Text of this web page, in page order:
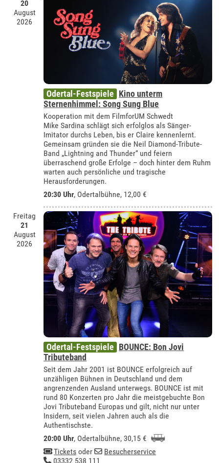
20
August
2026
Odertal-Festspiele Kino unterm
Sternenhimmel: Song Sung Blue
Kooperation mit dem FilmforUM Schwedt
Mike Sardina schlägt sich erfolglos als Sänger-
Imitator durchs Leben, bis er Claire kennenlernt.
Gemeinsam gründen sie die Neil Diamond-Tribute-
Band „Lightning and Thunder“ und feiern
überraschend große Erfolge – doch hinter dem Ruhm
warten auch persönliche und tragische
Herausforderungen.
20:30 Uhr, Odertalbühne, 12,00 €
Freitag
21
August
2026
Odertal-Festspiele BOUNCE: Bon Jovi
Tributeband
Seit dem Jahr 2001 ist BOUNCE erfolgreich auf
unzähligen Bühnen in Deutschland und dem
angrenzenden Ausland unterwegs. BOUNCE ist mit
rund 80 Konzerten pro Jahr die meistgebuchte Bon
Jovi Tributeband Europas und gilt, nicht nur unter
Insidern, seit vielen Jahren auch als die
Authentischste.
20:00 Uhr, Odertalbühne, 30,15 €
Tickets oder
Besucherservice
03332 538 111